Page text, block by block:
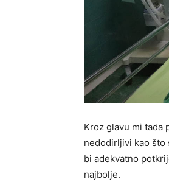
Kroz glavu mi tada
nedodirljivi kao što
bi adekvatno
najbolje.